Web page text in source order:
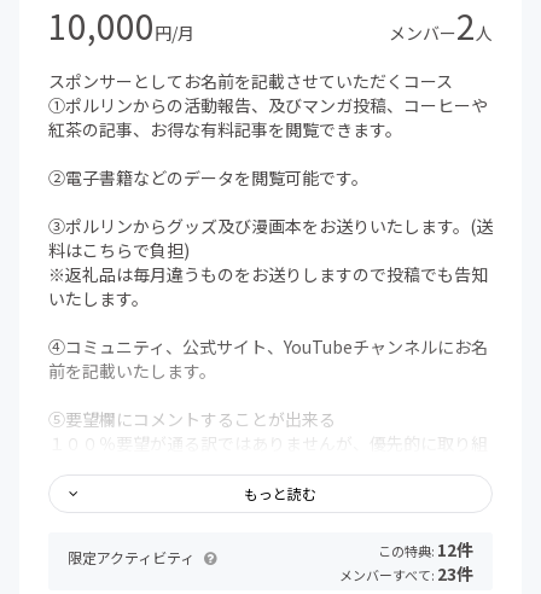
10,000円/月 メンバー2人
スポンサーとしてお名前を記載させていただくコース
①ポルリンからの活動報告、及びマンガ投稿、コーヒーや
紅茶の記事、お得な有料記事を閲覧できます。
②電子書籍などのデータを閲覧可能です。
③ポルリンからグッズ及び漫画本をお送りいたします。(送
料はこちらで負担)
※返礼品は毎月違うものをお送りしますので投稿でも告知
いたします。
④コミュニティ、公式サイト、YouTubeチャンネルにお名
前を記載いたします。
⑤要望欄にコメントすることが出来る
１００％要望が通る訳ではありませんが、優先的に取り組
★8月特典★
☆あのこをおとせ！恋する話のMBTI戦略
もっと読む
限定アクティビティ この特典: 12件
メンバーすべて: 23件